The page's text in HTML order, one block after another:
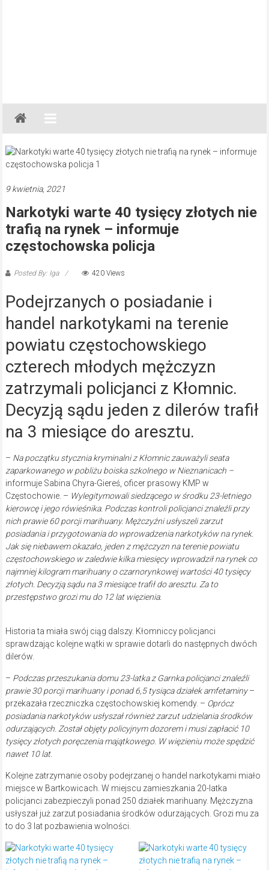
Gazeta
Regionalna
Częstochowa,
Kłobuck,
Myszków
9 kwietnia, 2021
Narkotyki warte 40 tysięcy złotych nie
trafią na rynek – informuje
częstochowska policja
Posted By: Iga 420 Views
Podejrzanych o posiadanie i
handel narkotykami na terenie
powiatu częstochowskiego
czterech młodych mężczyzn
zatrzymali policjanci z Kłomnic.
Decyzją sądu jeden z dilerów trafił
na 3 miesiące do aresztu.
– Na początku stycznia kryminalni z Kłomnic zauważyli seata
zaparkowanego w pobliżu boiska szkolnego w Nieznanicach –
informuje Sabina Chyra-Giereś, oficer prasowy KMP w
Częstochowie. – Wylegitymowali siedzącego w środku 23-letniego
kierowcę i jego rówieśnika. Podczas kontroli policjanci znaleźli przy
nich prawie 60 porcji marihuany. Mężczyźni usłyszeli zarzut
posiadania i przygotowania do wprowadzenia narkotyków na rynek.
Jak się niebawem okazało, jeden z mężczyzn na terenie powiatu
częstochowskiego w zaledwie kilka miesięcy wprowadził na rynek co
najmniej kilogram marihuany o czarnorynkowej wartości 40 tysięcy
złotych. Decyzją sądu na 3 miesiące trafił do aresztu. Za to
przestępstwo grozi mu do 12 lat więzienia.
Historia ta miała swój ciąg dalszy. Kłomniccy policjanci
sprawdzając kolejne wątki w sprawie dotarli do następnych dwóch
dilerów.
– Podczas przeszukania domu 23-latka z Garnka policjanci znaleźli
prawie 30 porcji marihuany i ponad 6,5 tysiąca działek amfetaminy–
przekazała rzeczniczka częstochowskiej komendy. – Oprócz
posiadania narkotyków usłyszał również zarzut udzielania środków
odurzających. Został objęty policyjnym dozorem i musi zapłacić 10
tysięcy złotych poręczenia majątkowego. W więzieniu może spędzić
nawet 10 lat.
Kolejne zatrzymanie osoby podejrzanej o handel narkotykami miało
miejsce w Bartkowicach. W miejscu zamieszkania 20-latka
policjanci zabezpieczyli ponad 250 działek marihuany. Mężczyzna
usłyszał już zarzut posiadania środków odurzających. Grozi mu za
to do 3 lat pozbawienia wolności.